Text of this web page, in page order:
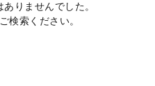
りませんでした。
検索ください。